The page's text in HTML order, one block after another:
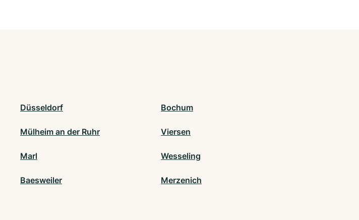
Düsseldorf Bochum
Mülheim an der Ruhr Viersen
Marl Wesseling
Baesweiler Merzenich